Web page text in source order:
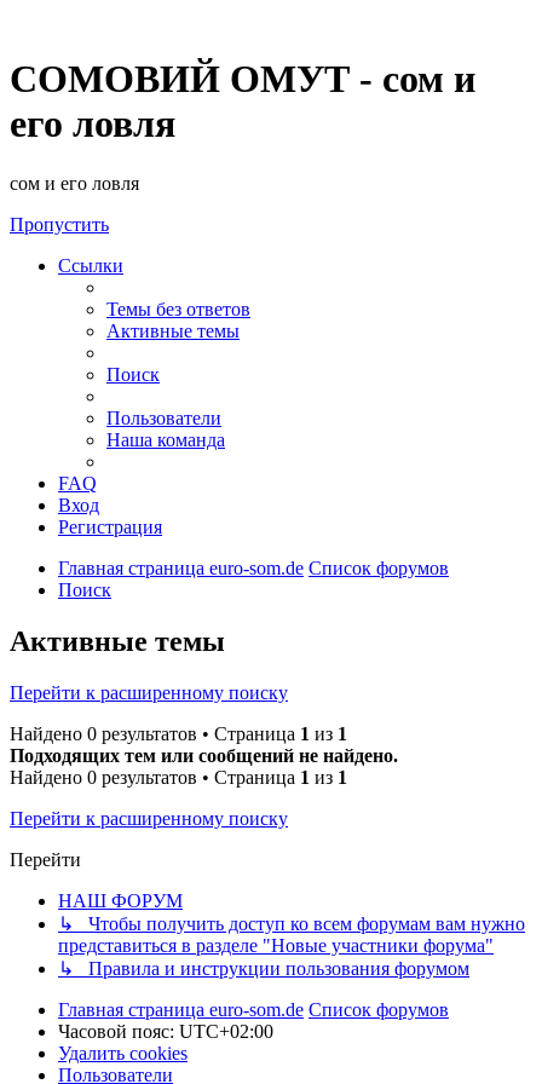
СОМОВИЙ ОМУТ - сом и
его ловля
сом и его ловля
Пропустить
Ссылки
Темы без ответов
Активные темы
Поиск
Пользователи
Наша команда
FAQ
Вход
Регистрация
Главная страница euro-som.de Список форумов
Поиск
Активные темы
Перейти к расширенному поиску
Найдено 0 результатов • Страница 1 из 1
Подходящих тем или сообщений не найдено.
Найдено 0 результатов • Страница 1 из 1
Перейти к расширенному поиску
Перейти
НАШ ФОРУМ
↳ Чтобы получить доступ ко всем форумам вам нужно
представиться в разделе "Новые участники форума"
↳ Правила и инструкции пользования форумом
Главная страница euro-som.de Список форумов
Часовой пояс: UTC+02:00
Удалить cookies
Пользователи